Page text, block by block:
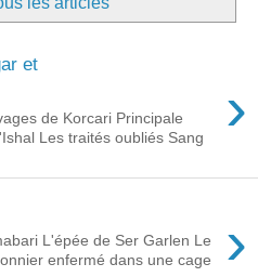
et
›
de Korcari Principale
Les traités oubliés Sang
›
L'épée de Ser Garlen Le
enfermé dans une cage